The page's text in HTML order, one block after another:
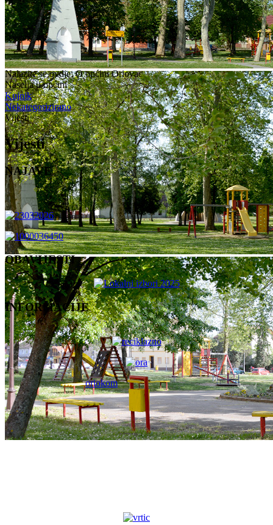
Nalazite se ovdje:O općini Oriovac
Naselja u općini
Kujnik
Nekategorizirano
Vijesti
Vijesti
NAJAVE
OBAVIJESTI
INFORMACIJE